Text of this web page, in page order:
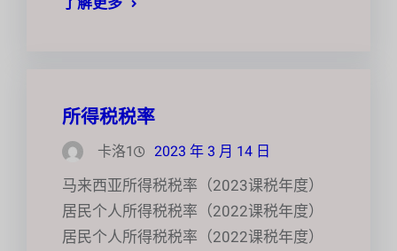
所得税税率
卡洛1 2023 年 3 月 14 日
马来西亚所得税税率（2023课税年度）
居民个人所得税税率（2022课税年度）
居民个人所得税税率（2022课税年度）